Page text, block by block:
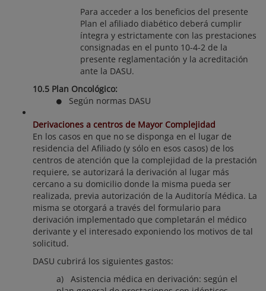
Para acceder a los beneficios del presente
Plan el afiliado diabético deberá cumplir
íntegra y estrictamente con las prestaciones
consignadas en el punto 10-4-2 de la
presente reglamentación y la acreditación
ante la DASU.
10.5 Plan Oncológico:
Según normas DASU
Derivaciones a centros de Mayor Complejidad
En los casos en que no se disponga en el lugar de
residencia del Afiliado (y sólo en esos casos) de los
centros de atención que la complejidad de la prestación
requiere, se autorizará la derivación al lugar más
cercano a su domicilio donde la misma pueda ser
realizada, previa autorización de la Auditoría Médica. La
misma se otorgará a través del formulario para
derivación implementado que completarán el médico
derivante y el interesado exponiendo los motivos de tal
solicitud.
DASU cubrirá los siguientes gastos:
a) Asistencia médica en derivación: según el